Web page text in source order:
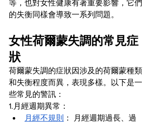
等，也對女性健康有著重要影響，它們
的失衡同樣會導致一系列問題。
女性荷爾蒙失調的常見症
狀
荷爾蒙失調的症狀因涉及的荷爾蒙種類
和失衡程度而異，表現多樣。以下是一
些常見的警訊：
1.月經週期異常：
月經不規則
： 月經週期過長、過